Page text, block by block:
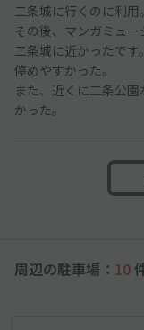
二条城に行くのに利用。
その後、マンガミュー
二条城に近かったです。
停めやすかった。
また、近くに二条公
かった。
周辺の駐車場： 10